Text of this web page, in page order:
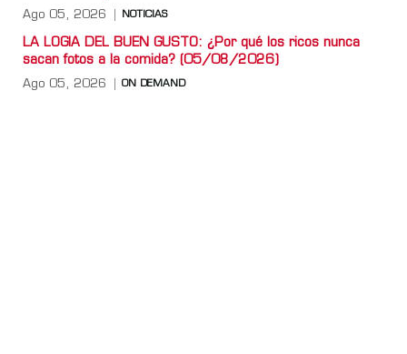
Ago 05, 2026 NOTICIAS
LA LOGIA DEL BUEN GUSTO: ¿Por qué los ricos nunca
sacan fotos a la comida? (05/08/2026)
Ago 05, 2026 ON DEMAND